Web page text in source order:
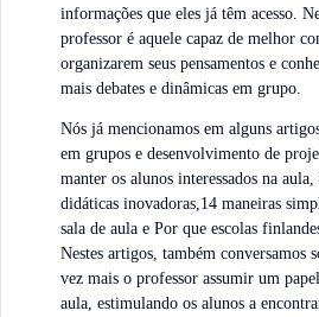
informações que eles já têm acesso.
professor é aquele capaz de melhor
organizarem seus pensamentos e
mais debates e dinâmicas em grupo.
Nós já mencionamos em alguns
em grupos e desenvolvimento de
manter os alunos interessados na
didáticas inovadoras,14 maneiras
sala de aula e Por que escolas
Nestes artigos, também conversamos
vez mais o professor assumir um
aula, estimulando os alunos a